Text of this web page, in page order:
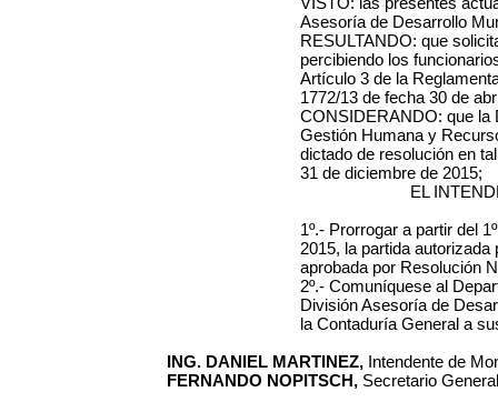
Asesoría de Desarrollo
RESULTANDO: que
percibiendo los
Artículo 3 de la
1772/13 de fecha 30 de
CONSIDERANDO: que la
Gestión Humana y
dictado de resolución en
31 de diciembre de 2015;
EL
1º.- Prorrogar a partir del
2015, la partida
aprobada por Resolución
2º.- Comuníquese al
División Asesoría de
la Contaduría General a
ING. DANIEL MARTINEZ, Intendente de
FERNANDO NOPITSCH, Secretario